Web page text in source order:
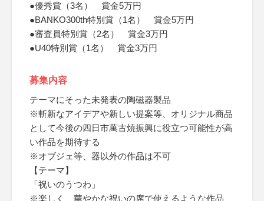
●優秀賞（3名） 賞金5万円
●BANKO300th特別賞（1名） 賞金5万円
●審査員特別賞（2名） 賞金3万円
●U40特別賞（1名） 賞金3万円
募集内容
テーマにそった未発表の陶磁器製品
※斬新なアイデアや新しい提案等、オリジナル商品
として今後の四日市萬古焼振興に役立つ可能性が高
い作品を期待する
※オブジェ等、器以外の作品は不可
【テーマ】
「祝いのうつわ」
※楽しく、華やかな祝いの席で使えるような作品